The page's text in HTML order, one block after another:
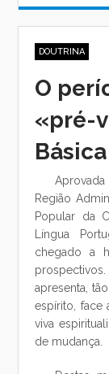
DOUTRINA
O
«pré-
Região
Popular da
Língua
chegado a
apresenta,
espírito, face
viva
de mudança.